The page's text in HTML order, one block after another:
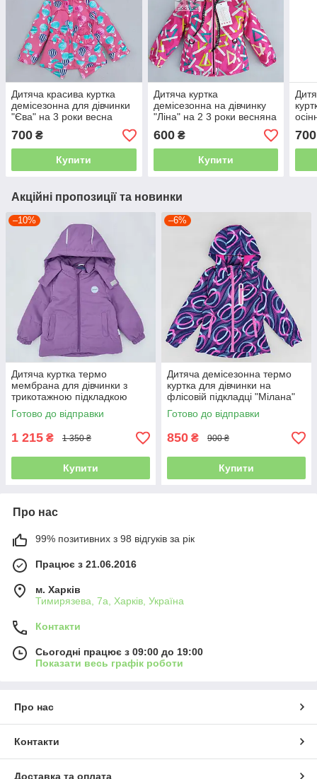
Дитяча красива куртка
демісезонна для дівчинки
"Єва" на 3 роки весна
осінь осіння весняна
700 ₴
Купити
Дитяча куртка
демісезонна на дівчинку
"Ліна" на 2 3 роки весняна
осіння курточка на флісі
яскрава весна осінь
600₴
Купити
700
Акційні пропозиції та новинки
–10%
Дитяча куртка термо
мембрана для дівчинки з
трикотажною підкладкою
"Софі" вино демісезонна
Готово до відправки
1 215 ₴ 1 350 ₴
Купити
–6%
Дитяча демісезонна термо
куртка для дівчинки на
флісовій підкладці "Мілана"
на 6 7 8 9 10 років мембрана
Готово до відправки
850 ₴ 900 ₴
Купити
Про нас
99% позитивних з 98 відгуків за рік
Працює з 21.06.2016
м. Харків
Тимирязева, 7а, Харків, Україна
Контакти
Сьогодні працює з 09:00 до 19:00
Показати весь графік роботи
Про нас
Контакти
Доставка та оплата